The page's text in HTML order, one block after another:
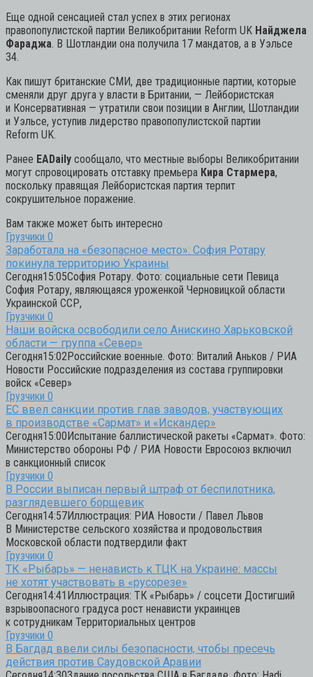
Еще одной сенсацией стал успех в этих регионах
правопопулистской партии Великобритании Reform UK Найджела
Фараджа. В Шотландии она получила 17 мандатов, а в Уэльсе
34.
Как пишут британские СМИ, две традиционные партии, которые
сменяли друг друга у власти в Британии, — Лейбористская
и Консервативная — утратили свои позиции в Англии, Шотландии
и Уэльсе, уступив лидерство правопопулистской партии
Reform UK.
Ранее EADaily сообщало, что местные выборы Великобритании
могут спровоцировать отставку премьера Кира Стармера,
поскольку правящая Лейбористская партия терпит
сокрушительное поражение.
Вам также может быть интересно
Грузчики 0
Заработала на «безопасное место»: София Ротару
покинула территорию Украины
Сегодня15:05София Ротару. Фото: социальные сети Певица
София Ротару, являющаяся уроженкой Черновицкой области
Украинской ССР,
Грузчики 0
Наши войска освободили село Анискино Харьковской
области — группа «Север»
Сегодня15:02Российские военные. Фото: Виталий Аньков / РИА
Новости Российские подразделения из состава группировки
войск «Север»
Грузчики 0
ЕС ввел санкции против глав заводов, участвующих
в производстве «Сармат» и «Искандер»
Сегодня15:00Испытание баллистической ракеты «Сармат». Фото:
Министерство обороны РФ / РИА Новости Евросоюз включил
в санкционный список
Грузчики 0
В России выписан первый штраф от беспилотника,
разглядевшего борщевик
Сегодня14:57Иллюстрация: РИА Новости / Павел Львов
В Министерстве сельского хозяйства и продовольствия
Московской области подтвердили факт
Грузчики 0
ТК «Рыбарь» — ненависть к ТЦК на Украине: массы
не хотят участвовать в «русорезе»
Сегодня14:41Иллюстрация: ТК «Рыбарь» / соцсети Достигший
взрывоопасного градуса рост ненависти украинцев
к сотрудникам Территориальных центров
Грузчики 0
В Багдад ввели силы безопасности, чтобы пресечь
действия против Саудовской Аравии